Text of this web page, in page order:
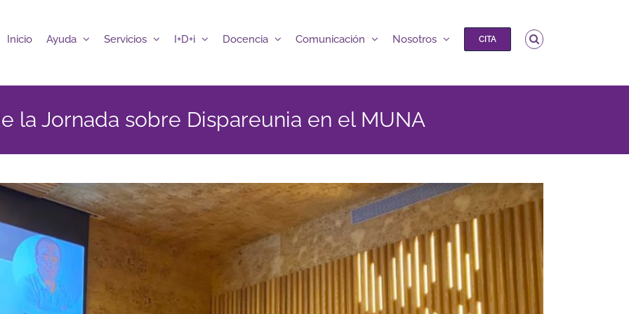
Inicio Ayuda Servicios I+D+i Docencia Comunicación Nosotros CITA
la Jornada sobre Dispareunia en el MUNA